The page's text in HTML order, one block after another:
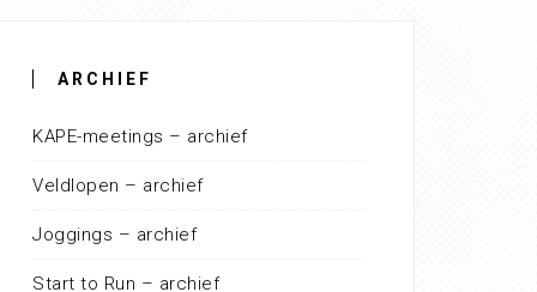
ARCHIEF
KAPE-meetings – archief
Veldlopen – archief
Joggings – archief
Start to Run – archief